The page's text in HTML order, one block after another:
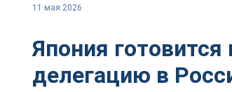
11 мая 2026
Япония готовится
делегацию в